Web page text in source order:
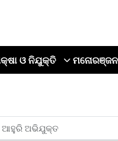
ଓ ନିଯୁକ୍ତି ମନୋରଞ୍ଜନ
ଆହୁରି ଅଭିଯୁକ୍ତ